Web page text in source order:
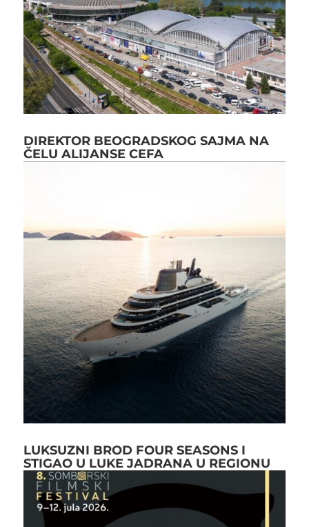
DIREKTOR BEOGRADSKOG SAJMA NA
ČELU ALIJANSE CEFA
LUKSUZNI BROD FOUR SEASONS I
STIGAO U LUKE JADRANA U REGIONU